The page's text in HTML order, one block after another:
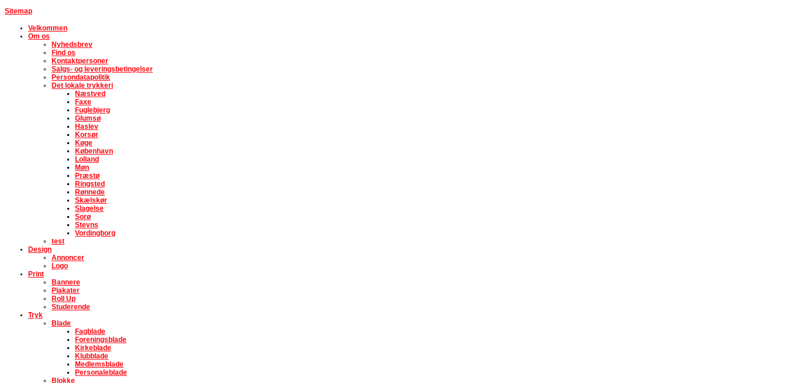
Sitemap
Velkommen
Om os
Nyhedsbrev
Find os
Kontaktpersoner
Salgs- og leveringsbetingelser
Persondatapolitik
Det lokale trykkeri
Næstved
Faxe
Fuglebjerg
Glumsø
Haslev
Korsør
Køge
København
Lolland
Møn
Præstø
Ringsted
Rønnede
Skælskør
Slagelse
Sorø
Stevns
Vordingborg
test
Design
Annoncer
Logo
Print
Bannere
Plakater
Roll Up
Studerende
Tryk
Blade
Fagblade
Foreningsblade
Kirkeblade
Klubblade
Medlemsblade
Personaleblade
Blokke